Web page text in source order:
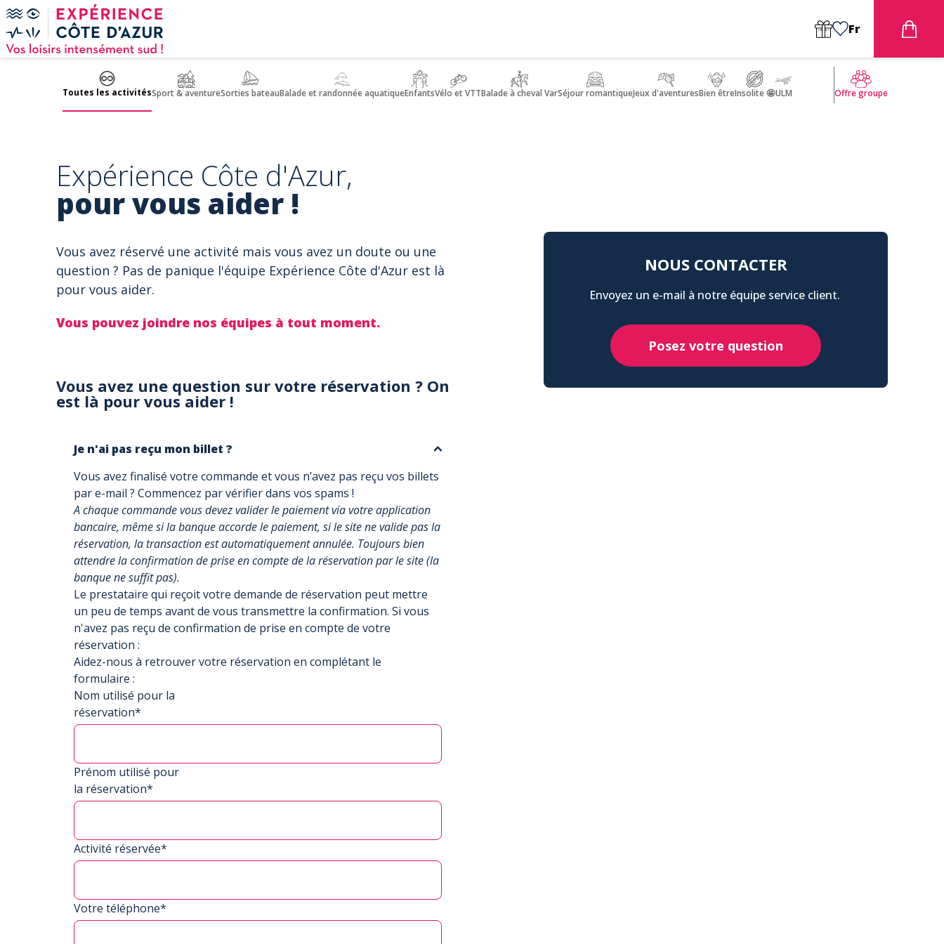
Panneau de gestion des cookies
Fr
Toutes les activitésSport & aventureSorties bateauBalade et randonnée aquatiqueEnfantsVélo et VTTBalade à cheval VarSéjour romantiqueJeux d'aventuresBien êtreInsolite 🤩ULM Offre groupe
Expérience Côte d'Azur,
pour vous aider !
Vous avez réservé une activité mais vous avez un doute ou une
question ? Pas de panique l'équipe Expérience Côte d'Azur est là
pour vous aider.
Vous pouvez joindre nos équipes à tout moment.
Vous avez une question sur votre réservation ? On
est là pour vous aider !
Je n'ai pas reçu mon billet ?
Vous avez finalisé votre commande et vous n’avez pas reçu vos billets
par e-mail ? Commencez par vérifier dans vos spams !
A chaque commande vous devez valider le paiement via votre application
bancaire, même si la banque accorde le paiement, si le site ne valide pas la
réservation, la transaction est automatiquement annulée. Toujours bien
attendre la confirmation de prise en compte de la réservation par le site (la
banque ne suffit pas).
Le prestataire qui reçoit votre demande de réservation peut mettre
un peu de temps avant de vous transmettre la confirmation. Si vous
n'avez pas reçu de confirmation de prise en compte de votre
réservation :
Aidez-nous à retrouver votre réservation en complétant le
formulaire :
Nom utilisé pour la
réservation*
Prénom utilisé pour
la réservation*
Activité réservée*
Votre téléphone*
NOUS CONTACTER
Envoyez un e-mail à notre équipe service client.
Posez votre question